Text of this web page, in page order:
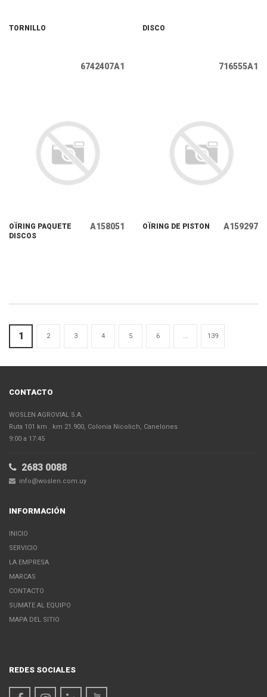
TORNILLO
6742407A1
DISCO
716555A1
OÏRING PAQUETE
DISCOS
A158051 OÏRING DE PISTON A159297
1 2 3 4 5 6 ... 139
CONTACTO
WOSLEN AGROVIAL S.A.
Ruta 101 km . km 21.900, Colonia Nicolich, Canelones
9:00 a 17:45
2683 0088
info@woslen.com.uy
INFORMACIÓN
INICIO
SERVICIO
LA EMPRESA
MARCAS
CONTACTO
SUMATE AL EQUIPO
MAPA DEL SITIO
REDES SOCIALES